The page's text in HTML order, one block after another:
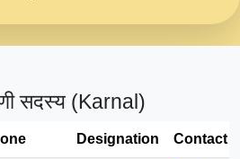
- तर अखय ह जद भर बहर ज म
- जय जय शयम जय जय शयम
सदस्य (Karnal)
Designation Contact